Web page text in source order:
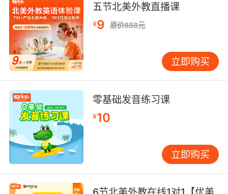
再接下来 you’d better do that。你最好做那件事
情。是不是比较的试探性的，比较的委婉的。
you’d better do that。那么还有一些you may
do that你可以做，也是一种试探性的委婉的一些
说法。那么其它的还有说 can you speak
english变成could you speak english？说
would you come over here？那么这里would
you mind？could you do something？这都是
礼貌，我们叫礼貌的语气。那情态动词当中还有
非常常见的虚拟语气，所以总体说来一句话，情
态动词表语气。那好，这就是我们所有动词的分
类，及物不及物以及助动词这么三类。
五节北美外教直播课
¥9 原价888元
立即购买
零基础发音练习课
¥10
立即购买